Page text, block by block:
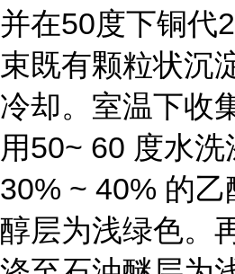
并在50度下铜代
束既有颗粒状沉
冷却。室温下收
用50~ 60 度水洗
30% ~ 40% 的乙
醇层为浅绿色。